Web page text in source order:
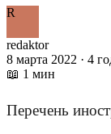
R
redaktor
8 марта 2022 · 4
📖 1 мин
Перечень